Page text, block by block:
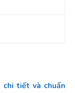
tiết và chuẩn